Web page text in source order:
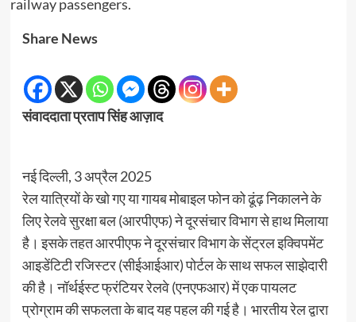
Share News
संवाददाता प्रताप सिंह आज़ाद
नई दिल्ली, 3 अप्रैल 2025
रेल यात्रियों के खो गए या गायब मोबाइल फोन को ढूंढ़ निकालने के
लिए रेलवे सुरक्षा बल (आरपीएफ) ने दूरसंचार विभाग से हाथ मिलाया
है। इसके तहत आरपीएफ ने दूरसंचार विभाग के सेंट्रल इक्विपमेंट
आइडेंटिटी रजिस्टर (सीईआईआर) पोर्टल के साथ सफल साझेदारी
की है। नॉर्थईस्ट फ्रंटियर रेलवे (एनएफआर) में एक पायलट
प्रोग्राम की सफलता के बाद यह पहल की गई है। भारतीय रेल द्वारा